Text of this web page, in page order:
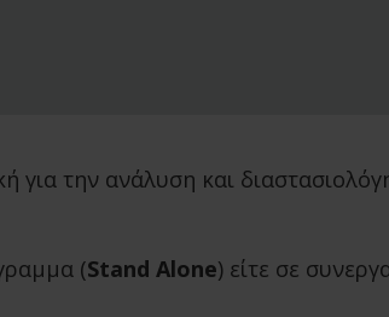
για την ανάλυση και
(Stand Alone) είτε σε